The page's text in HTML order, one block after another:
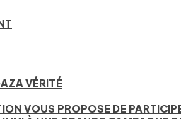
VÉRITÉ
VOUS PROPOSE DE